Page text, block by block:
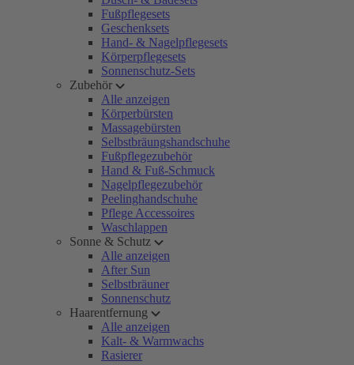
Fußpflegesets
Geschenksets
Hand- & Nagelpflegesets
Körperpflegesets
Sonnenschutz-Sets
Zubehör
Alle anzeigen
Körperbürsten
Massagebürsten
Selbstbräungshandschuhe
Fußpflegezubehör
Hand & Fuß-Schmuck
Nagelpflegezubehör
Peelinghandschuhe
Pflege Accessoires
Waschlappen
Sonne & Schutz
Alle anzeigen
After Sun
Selbstbräuner
Sonnenschutz
Haarentfernung
Alle anzeigen
Kalt- & Warmwachs
Rasierer